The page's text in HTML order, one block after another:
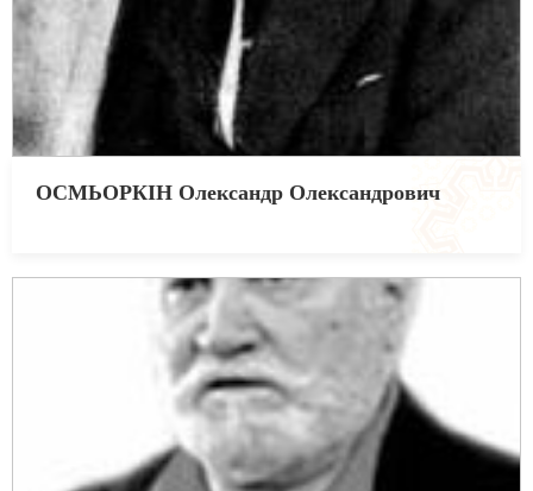
ОСМЬОРКІН Олександр Олександрович